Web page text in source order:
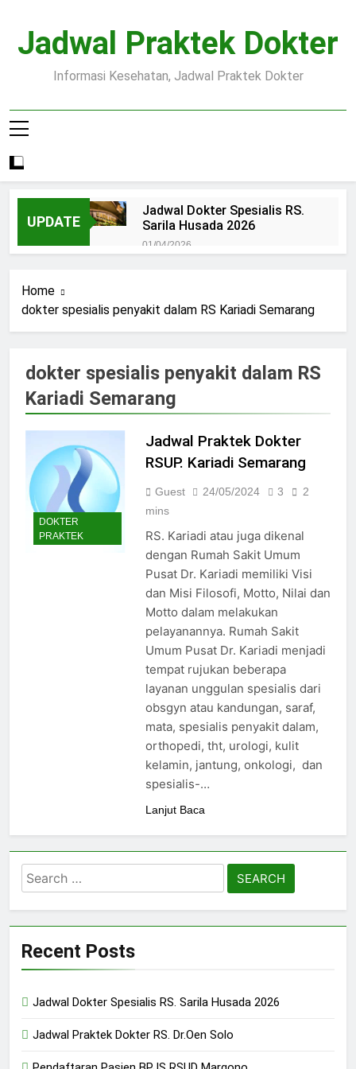
content
Jadwal Praktek Dokter
Informasi Kesehatan, Jadwal Praktek Dokter
UPDATE
Jadwal Dokter Spesialis RS.
Sarila Husada 2026
01/04/2026
Pendaftaran Pasien BPJS
RSUD Margono
Jadwal Dokter RS PKU Solo:
Poliklinik Spesialis Terbaru
15/07/2025
Maguan Husada Wonogiri
15/07/2025
Daftar online rs sarila
husada sragen
15/07/2025
Salatiga 2025
15/07/2025
Jadwal Dokter RS Mulia
Hati Wonogiri
15/07/2025
Pendaftaran Pasien BPJS
RSUD Bung Karno
24/05/2024
Pendaftaran Pasien BPJS
RSUD Banyumas
24/05/2024
Home
dokter spesialis penyakit dalam RS Kariadi Semarang
dokter spesialis penyakit dalam RS
Kariadi Semarang
DOKTER
PRAKTEK
Jadwal Praktek Dokter
RSUP. Kariadi Semarang
Guest 24/05/2024 3
2
mins
RS. Kariadi atau juga dikenal
dengan Rumah Sakit Umum
Pusat Dr. Kariadi memiliki Visi
dan Misi Filosofi, Motto, Nilai dan
Motto dalam melakukan
pelayanannya. Rumah Sakit
Umum Pusat Dr. Kariadi menjadi
tempat rujukan beberapa
layanan unggulan spesialis dari
obsgyn atau kandungan, saraf,
mata, spesialis penyakit dalam,
orthopedi, tht, urologi, kulit
kelamin, jantung, onkologi, dan
spesialis-…
Lanjut Baca
Search
for:
Recent Posts
Jadwal Dokter Spesialis RS. Sarila Husada 2026
Jadwal Praktek Dokter RS. Dr.Oen Solo